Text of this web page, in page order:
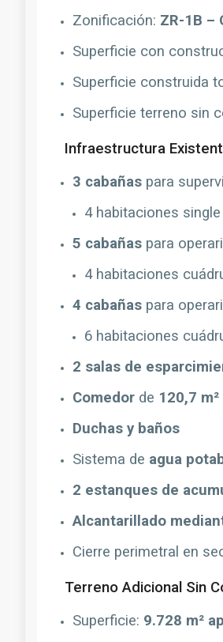
Zonificación: ZR-1B –
Superficie con
Superficie construida
Superficie terreno sin
Infraestructura
3 cabañas para
4 habitaciones
5 cabañas para
4 habitaciones
4 cabañas para
6 habitaciones
2 salas de
Comedor de 120,7
Duchas y baños
Sistema de agua
2 estanques de
Alcantarillado
Cierre perimetral en
Terreno Adicional Sin
Superficie: 9.728 m²